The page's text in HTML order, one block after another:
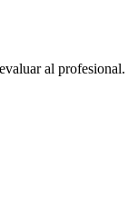
al profesional.